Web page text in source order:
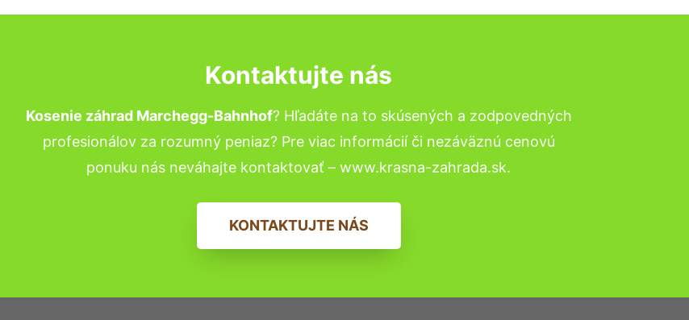
Kontaktujte nás
Kosenie záhrad Marchegg-Bahnhof? Hľadáte na to skúsených a zodpovedných
profesionálov za rozumný peniaz? Pre viac informácií či nezáväznú cenovú
ponuku nás neváhajte kontaktovať – www.krasna-zahrada.sk.
KONTAKTUJTE NÁS